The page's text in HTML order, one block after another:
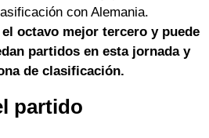
con Alemania.
octavo mejor tercero y puede
partidos en esta jornada y
de clasificación.
partido